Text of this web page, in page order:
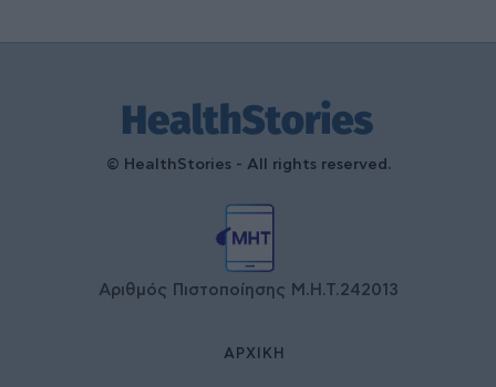
© HealthStories - All rights reserved.
Αριθμός Πιστοποίησης Μ.Η.Τ.242013
ΑΡΧΙΚΉ